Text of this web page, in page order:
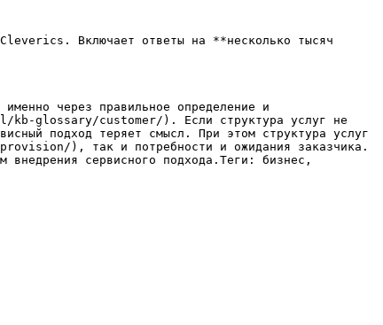
Включает ответы на **несколько тысяч
через правильное определение и
kb-glossary/customer/). Если структура услуг не
подход теряет смысл. При этом структура услуг
), так и потребности и ожидания заказчика.
сервисного подхода.Теги: бизнес,